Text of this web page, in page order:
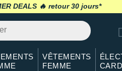
DEALS 🔥 retour 30 jours*
VÊTEMENTS
FEMME